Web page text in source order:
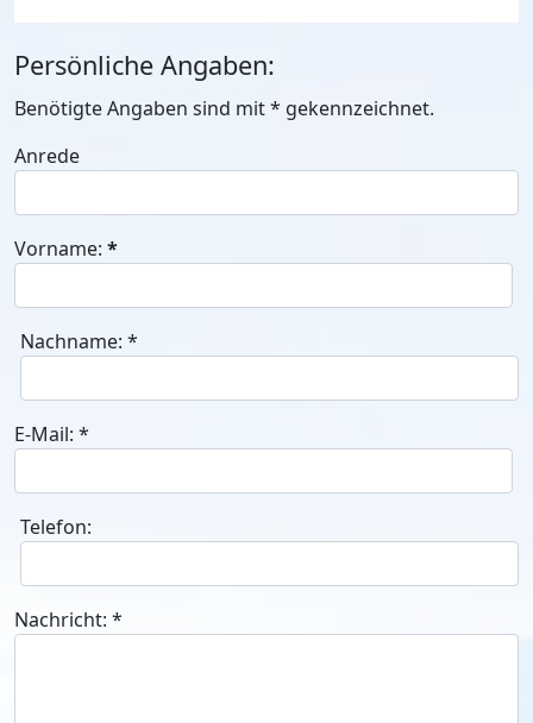
Persönliche Angaben:
Benötigte Angaben sind mit* gekennzeichnet.
Anrede
Vorname: *
Nachname: *
E-Mail: *
Telefon:
Nachricht: *